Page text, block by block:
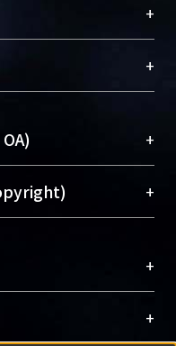
永久珍藏及向國際
能量，圖書館整合
AH）不同功能平
。期能整合研
researcher
integrates the
with “Academic
+
Library)
+
+
訊取用性的社會運
研究著作公開供使
展、提升研究影響
解OA）
+
有，或由第三方贊
所有者及第三方同
is your
+
+